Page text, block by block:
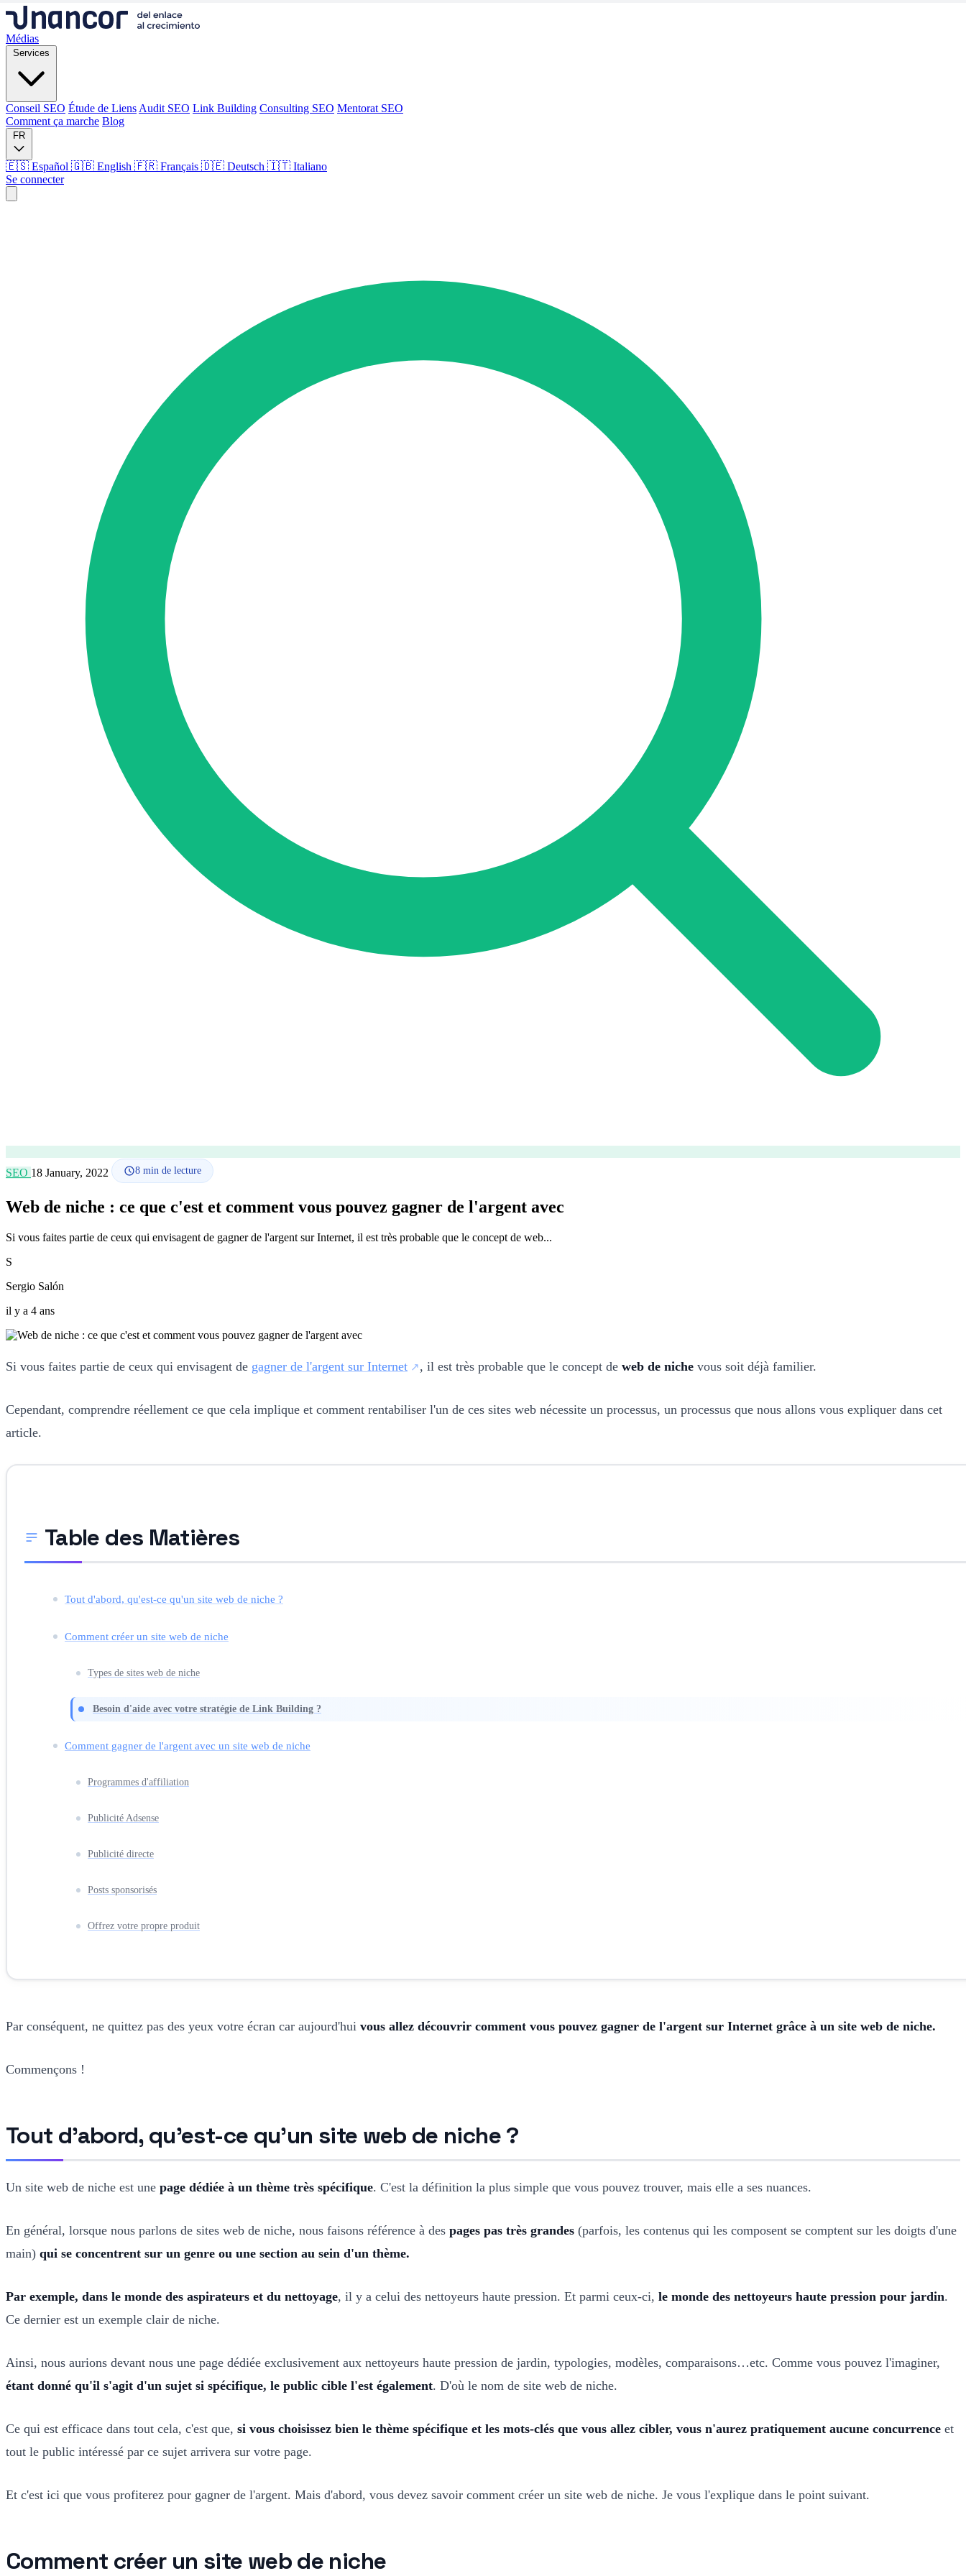
Médias
Services
Conseil SEO Étude de Liens Audit SEO Link Building Consulting SEO Mentorat SEO
Comment ça marche Blog
FR
🇪🇸 Español 🇬🇧 English 🇫🇷 Français 🇩🇪 Deutsch 🇮🇹 Italiano
Se connecter
SEO 18 January, 2022 8 min de lecture
Web de niche : ce que c'est et comment vous pouvez gagner de l'argent avec
Si vous faites partie de ceux qui envisagent de gagner de l'argent sur Internet, il est très probable que le concept de web...
S
Sergio Salón
il y a 4 ans
Si vous faites partie de ceux qui envisagent de gagner de l'argent sur Internet , il est très probable que le concept de web de niche vous soit déjà familier.
Cependant, comprendre réellement ce que cela implique et comment rentabiliser l'un de ces sites web nécessite un processus, un processus que nous allons vous expliquer dans cet
article.
Table des Matières
Tout d'abord, qu'est-ce qu'un site web de niche ?
Comment créer un site web de niche
Types de sites web de niche
Besoin d'aide avec votre stratégie de Link Building ?
Comment gagner de l'argent avec un site web de niche
Programmes d'affiliation
Publicité Adsense
Publicité directe
Posts sponsorisés
Offrez votre propre produit
Par conséquent, ne quittez pas des yeux votre écran car aujourd'hui vous allez découvrir comment vous pouvez gagner de l'argent sur Internet grâce à un site web de niche.
Commençons !
Tout d'abord, qu'est-ce qu'un site web de niche ?
Un site web de niche est une page dédiée à un thème très spécifique. C'est la définition la plus simple que vous pouvez trouver, mais elle a ses nuances.
En général, lorsque nous parlons de sites web de niche, nous faisons référence à des pages pas très grandes (parfois, les contenus qui les composent se comptent sur les doigts d'une
main) qui se concentrent sur un genre ou une section au sein d'un thème.
Par exemple, dans le monde des aspirateurs et du nettoyage, il y a celui des nettoyeurs haute pression. Et parmi ceux-ci, le monde des nettoyeurs haute pression pour jardin.
Ce dernier est un exemple clair de niche.
Ainsi, nous aurions devant nous une page dédiée exclusivement aux nettoyeurs haute pression de jardin, typologies, modèles, comparaisons…etc. Comme vous pouvez l'imaginer,
étant donné qu'il s'agit d'un sujet si spécifique, le public cible l'est également. D'où le nom de site web de niche.
Ce qui est efficace dans tout cela, c'est que, si vous choisissez bien le thème spécifique et les mots-clés que vous allez cibler, vous n'aurez pratiquement aucune concurrence et
tout le public intéressé par ce sujet arrivera sur votre page.
Et c'est ici que vous profiterez pour gagner de l'argent. Mais d'abord, vous devez savoir comment créer un site web de niche. Je vous l'explique dans le point suivant.
Comment créer un site web de niche